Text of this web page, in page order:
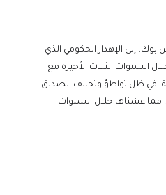
إلى الإهدار الحكومي الذي
السنوات الثلاث الأخيرة مع
في ظل تواطؤ وتحالف الصديق
مما عشناها خلال السنوات